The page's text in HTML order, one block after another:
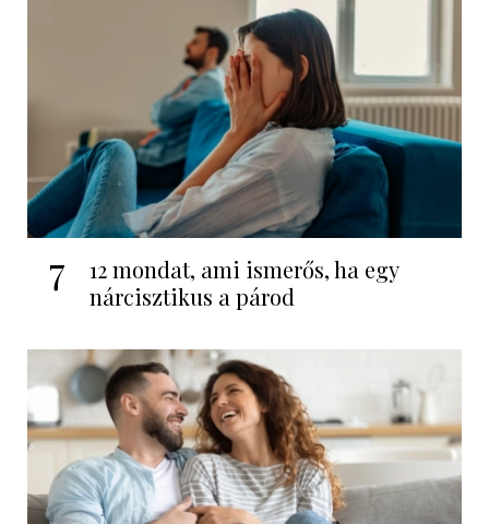
7
12 mondat, ami ismerős, ha egy
nárcisztikus a párod